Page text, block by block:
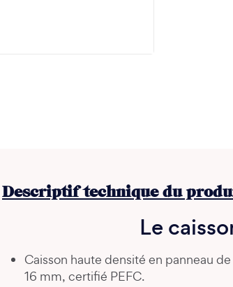
Descriptif technique du
Le
Caisson haute densité en panneau
16 mm, certifié PEFC.